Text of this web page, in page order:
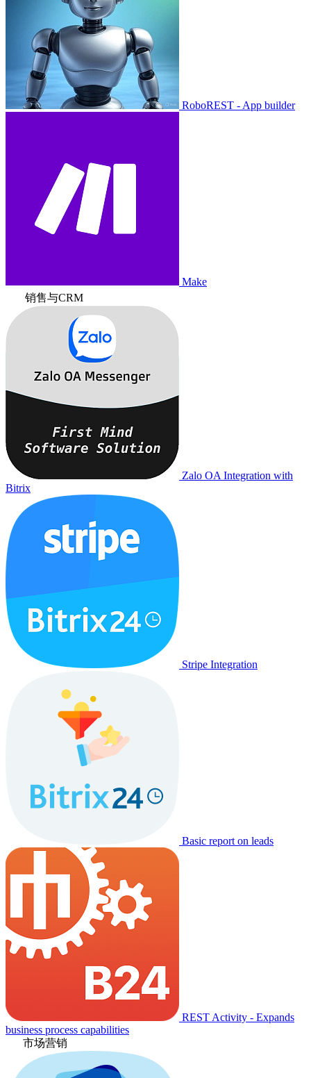
RoboREST - App builder
Make
销售与CRM
Zalo OA Integration with
Bitrix
Stripe Integration
Basic report on leads
REST Activity - Expands
business process capabilities
市场营销